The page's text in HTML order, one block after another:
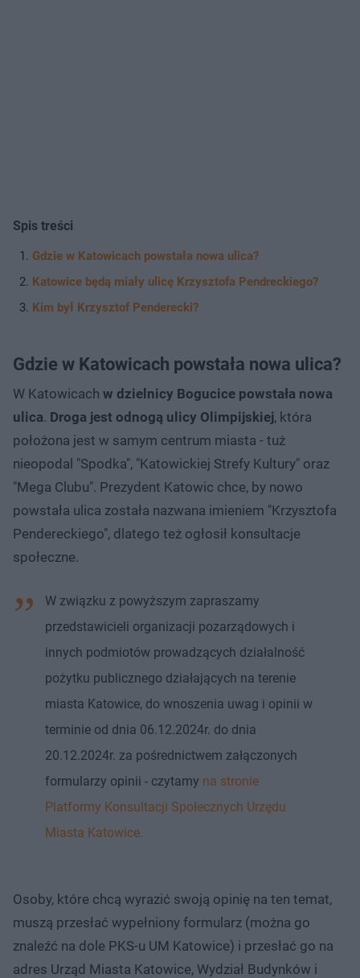
Spis treści
Gdzie w Katowicach powstała nowa ulica?
Katowice będą miały ulicę Krzysztofa Pendreckiego?
Kim był Krzysztof Penderecki?
Gdzie w Katowicach powstała nowa ulica?
W Katowicach w dzielnicy Bogucice powstała nowa
ulica. Droga jest odnogą ulicy Olimpijskiej, która
położona jest w samym centrum miasta - tuż
nieopodal "Spodka", "Katowickiej Strefy Kultury" oraz
"Mega Clubu". Prezydent Katowic chce, by nowo
powstała ulica została nazwana imieniem "Krzysztofa
Pendereckiego", dlatego też ogłosił konsultacje
społeczne.
W związku z powyższym zapraszamy
przedstawicieli organizacji pozarządowych i
innych podmiotów prowadzących działalność
pożytku publicznego działających na terenie
miasta Katowice, do wnoszenia uwag i opinii w
terminie od dnia 06.12.2024r. do dnia
20.12.2024r. za pośrednictwem załączonych
formularzy opinii - czytamy na stronie
Platformy Konsultacji Społecznych Urzędu
Miasta Katowice.
Osoby, które chcą wyrazić swoją opinię na ten temat,
muszą przesłać wypełniony formularz (można go
znaleźć na dole PKS-u UM Katowice) i przesłać go na
adres Urząd Miasta Katowice, Wydział Budynków i